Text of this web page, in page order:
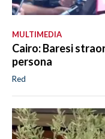
MULTIMEDIA
Cairo: Baresi
persona
Red